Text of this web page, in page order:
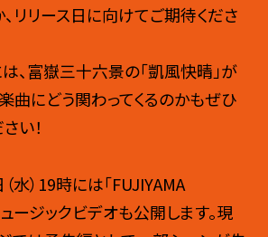
リリース日に向けてご期待くださ
、富嶽三十六景の「凱風快晴」が
曲にどう関わってくるのかもぜひ
い！
（水）19時には「FUJIYAMA
ュージックビデオも公開します。現